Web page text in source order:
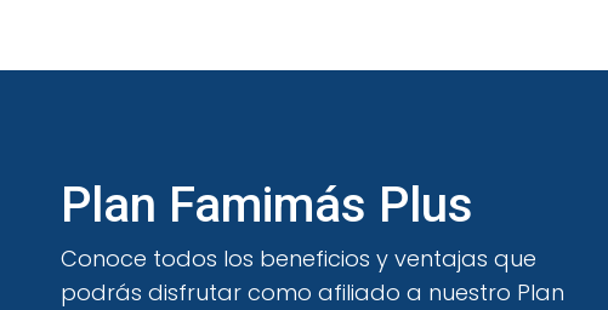
Plan Famimás Plus
Conoce todos los beneficios y ventajas que
podrás disfrutar como afiliado a nuestro Plan